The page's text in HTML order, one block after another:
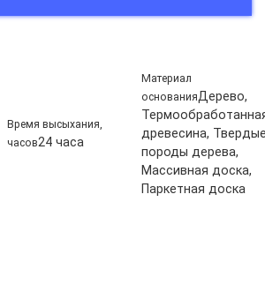
Время высыхания,
часов24 часа
Материал
основанияДерево,
древесина,
породы дерева,
Массивная доска,
Паркетная доска